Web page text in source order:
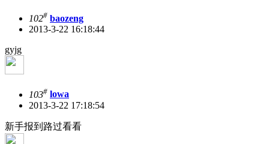
102# baozeng
2013-3-22 16:18:44
gyjg
103# lowa
2013-3-22 17:18:54
新手报到路过看看